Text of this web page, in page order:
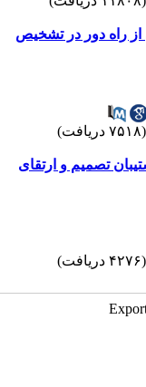
راه دور در تشخیص
تصمیم و ارتقای